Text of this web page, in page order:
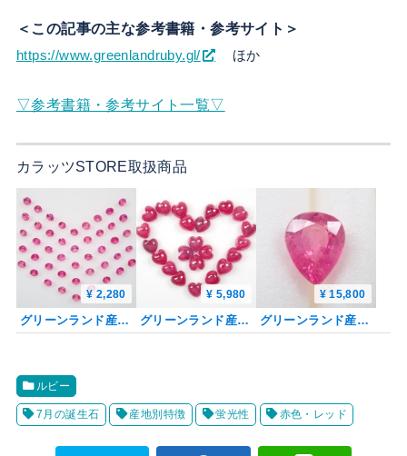
＜この記事の主な参考書籍・参考サイト＞
https://www.greenlandruby.gl/ ほか
▽参考書籍・参考サイト一覧▽
カラッツSTORE取扱商品
¥ 2,280
グリーンランド産ルビー 1石（ラウンドカット,1.2mm）《複数購入割引有》
¥ 5,980
グリーンランド産ルビー 1石（ハートシェイプ,4mm）《複数購入割引有》
¥ 15,800
グリーンランド産ルビー 0.307ctルース 証明書付
ルビー
7月の誕生石 産地別特徴 蛍光性 赤色・レッド